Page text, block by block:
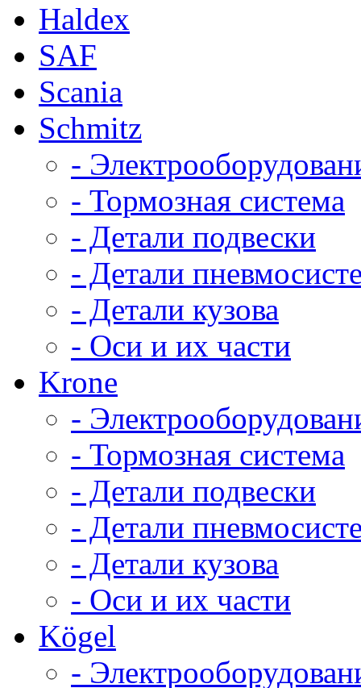
Haldex
SAF
Scania
Schmitz
-
- Тормозная система
- Детали подвески
- Детали
- Детали кузова
- Оси и их части
Krone
-
- Тормозная система
- Детали подвески
- Детали
- Детали кузова
- Оси и их части
Kögel
-